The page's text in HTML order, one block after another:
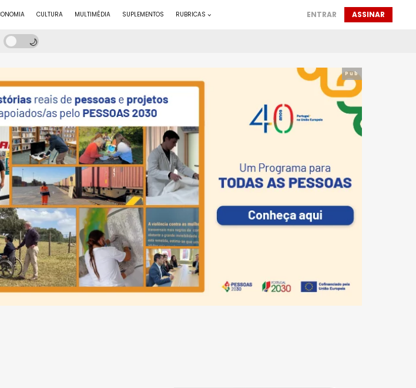
CULTURA MULTIMÉDIA SUPLEMENTOS RUBRICAS ENTRAR ASSINAR
Pub